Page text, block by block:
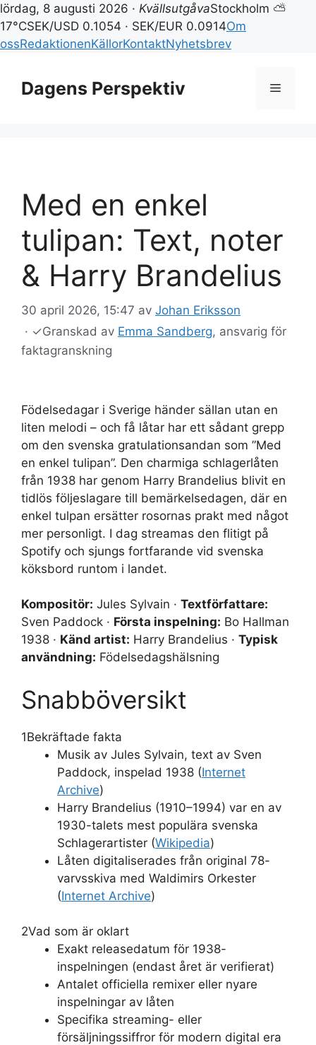
lördag, 8 augusti 2026 · KvällsutgåvaStockholm ⛅
17°CSEK/USD 0.1054 · SEK/EUR 0.0914Om
ossRedaktionenKällorKontaktNyhetsbrev
innehållDagens Perspektiv Meny
Med en enkel
tulipan: Text, noter
& Harry Brandelius
30 april 2026, 15:47 av Johan Eriksson
· ✓Granskad av Emma Sandberg, ansvarig för
faktagranskning
Födelsedagar i Sverige händer sällan utan en
liten melodi – och få låtar har ett sådant grepp
om den svenska gratulationsandan som ”Med
en enkel tulipan”. Den charmiga schlagerlåten
från 1938 har genom Harry Brandelius blivit en
tidlös följeslagare till bemärkelsedagen, där en
enkel tulpan ersätter rosornas prakt med något
mer personligt. I dag streamas den flitigt på
Spotify och sjungs fortfarande vid svenska
köksbord runtom i landet.
Kompositör: Jules Sylvain · Textförfattare:
Sven Paddock · Första inspelning: Bo Hallman
1938 · Känd artist: Harry Brandelius · Typisk
användning: Födelsedagshälsning
Snabböversikt
1Bekräftade fakta
Musik av Jules Sylvain, text av Sven
Paddock, inspelad 1938 (Internet
Archive)
Harry Brandelius (1910–1994) var en av
1930-talets mest populära svenska
Schlagerartister (Wikipedia)
Låten digitaliserades från original 78-
varvsskiva med Waldimirs Orkester
(Internet Archive)
2Vad som är oklart
Exakt releasedatum för 1938-
inspelningen (endast året är verifierat)
Antalet officiella remixer eller nyare
inspelningar av låten
Specifika streaming- eller
försäljningssiffror för modern digital era